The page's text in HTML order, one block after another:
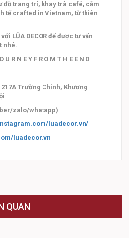
đồ trang trí, khay trà café, cắm
tế crafted in Vietnam, từ thiên
LŨA DECOR để được tư vấn
nhé.
U R N E Y F R O M T H E E N D
217A Trường Chinh, Khương
zalo/whatapp)
luadecor.vn/
luadecor.vn
QUAN